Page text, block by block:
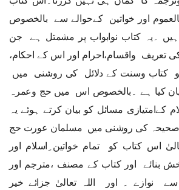
اور خواتین کےحوالے سے بالخصوص
ہیں ۔یہ کتاب نوابواب پر مشمتل ہے جن
تعریف واقسام،احرام اور اس کے احکام،
کتاب وسنت کے دلائل کی روشنی میں
کیا ہے ۔بالخصوص اس میں حج وعمرہ
کےامتیازی مسائل کو بیان کرتے ہوئے یہ
صحیحہ کی روشنی میں مسلمان عورت حج
اس کتاب کو تمام خواتین ِاسلام اور
بنائے اور کتاب کے مصنف ،مترجم اور
نوازے ۔ اور اللہ تعالیٰ جزائے خیر